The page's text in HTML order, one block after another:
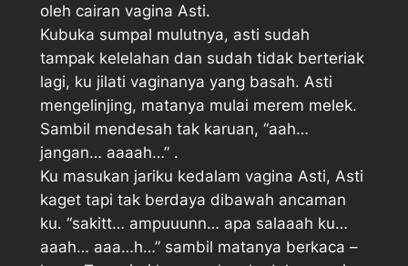
oleh cairan vagina Asti.
Kubuka sumpal mulutnya, asti sudah
tampak kelelahan dan sudah tidak berteriak
lagi, ku jilati vaginanya yang basah. Asti
mengelinjing, matanya mulai merem melek.
Sambil mendesah tak karuan, “aah…
jangan… aaaah…” .
Ku masukan jariku kedalam vagina Asti, Asti
kaget tapi tak berdaya dibawah ancaman
ku. “sakitt… ampuuunn… apa salaaah ku…
aaah… aaa…h…” sambil matanya berkaca –